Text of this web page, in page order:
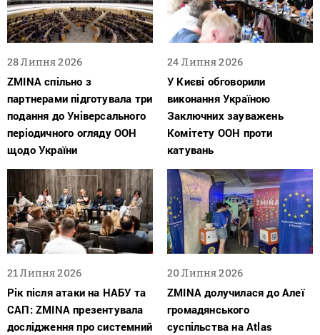
28 Липня 2026
ZMINA спільно з
партнерами підготувала три
подання до Універсального
періодичного огляду ООН
щодо України
24 Липня 2026
У Києві обговорили
виконання Україною
Заключних зауважень
Комітету ООН проти
катувань
21 Липня 2026
Рік після атаки на НАБУ та
САП: ZMINA презентувала
дослідження про системний
20 Липня 2026
ZMINA долучилася до Алеї
громадянського
суспільства на Atlas